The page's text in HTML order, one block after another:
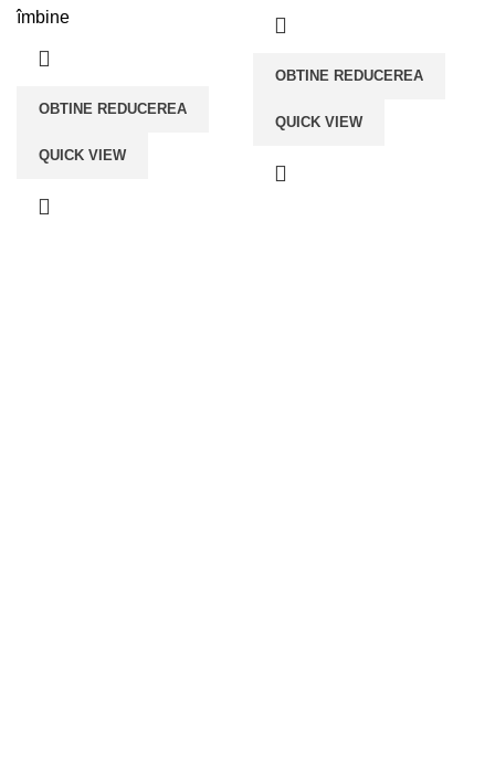
îmbine
OBTINE REDUCEREA
QUICK VIEW
OBTINE REDUCEREA
QUICK VIEW